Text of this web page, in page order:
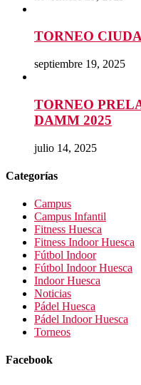
TORNEO
septiembre 19, 2025
TORNEO
DAMM 2025
julio 14, 2025
Categorías
Campus
Campus Infantil
Fitness Huesca
Fitness Indoor Huesca
Fútbol Indoor
Fútbol Indoor Huesca
Indoor Huesca
Noticias
Pádel Huesca
Pádel Indoor Huesca
Torneos
Facebook